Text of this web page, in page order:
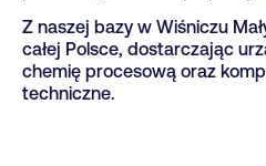
Z naszej bazy w Wiśniczu
całej Polsce, dostarczając
chemię procesową oraz
techniczne.